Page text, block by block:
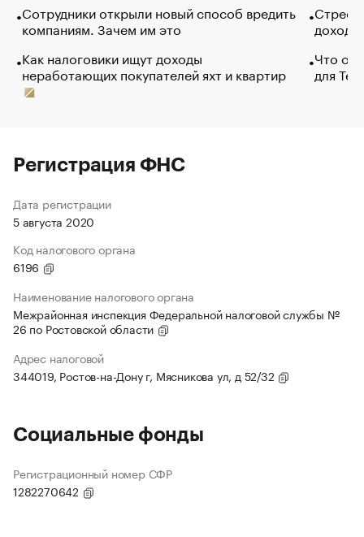
Сотрудники открыли новый способ вредить
компаниям. Зачем им это
Как налоговики ищут доходы
неработающих покупателей яхт и квартир
Что
для
Регистрация ФНС
Дата регистрации
5 августа 2020
Код налогового органа
6196
Наименование налогового органа
Межрайонная инспекция Федеральной налоговой службы №
26 по Ростовской области
Адрес налоговой
344019, Ростов-на-Дону г, Мясникова ул, д 52/32
Социальные фонды
Регистрационный номер СФР
1282270642